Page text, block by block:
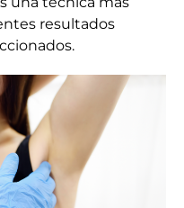
resultados